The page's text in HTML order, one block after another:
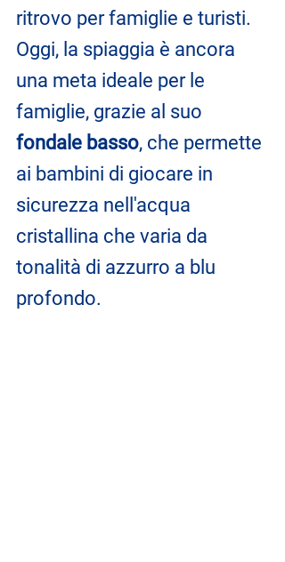
ritrovo per famiglie e turisti.
Oggi, la spiaggia è ancora
una meta ideale per le
famiglie, grazie al suo
fondale basso, che permette
ai bambini di giocare in
sicurezza nell'acqua
cristallina che varia da
tonalità di azzurro a blu
profondo.